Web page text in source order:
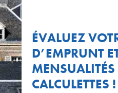
ÉVALUEZ
D’EMPRUNT
CALCULETTES !